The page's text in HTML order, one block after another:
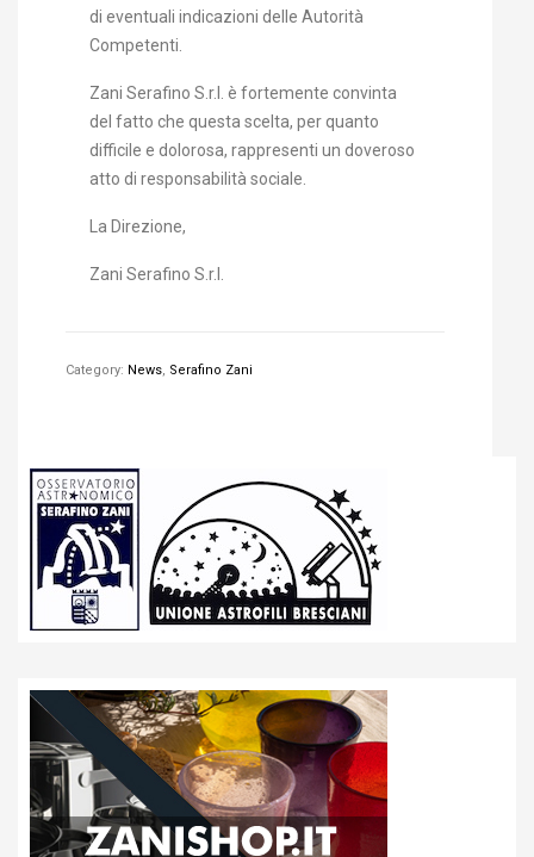
di eventuali indicazioni delle Autorità
Competenti.
Zani Serafino S.r.l. è fortemente convinta
del fatto che questa scelta, per quanto
difficile e dolorosa, rappresenti un doveroso
atto di responsabilità sociale.
La Direzione,
Zani Serafino S.r.l.
Category: News, Serafino Zani